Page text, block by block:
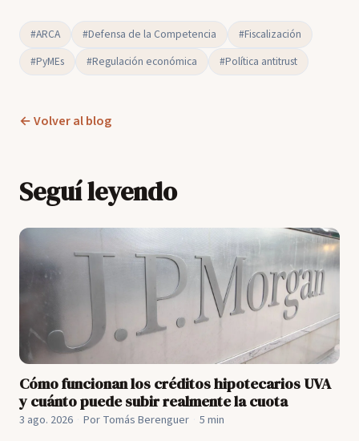
#ARCA #Defensa de la Competencia
#Fiscalización
#PyMEs
#Regulación económica #Política antitrust
← Volver al blog
Seguí leyendo
Cómo funcionan los créditos hipotecarios UVA
y cuánto puede subir realmente la cuota
3 ago. 2026 Por Tomás Berenguer 5 min